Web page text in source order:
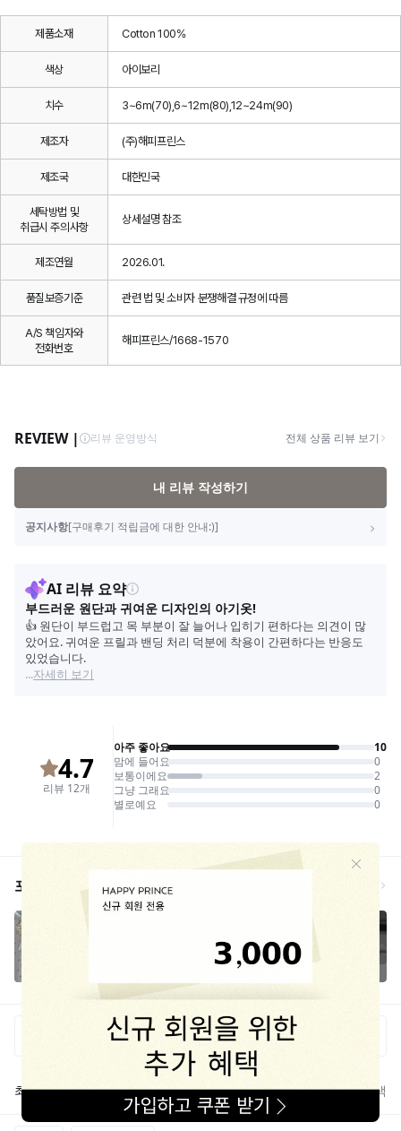
제품소재 Cotton 100%
색상 아이보리
치수 3~6m(70),6~12m(80),12~24m(90)
제조자 (주)해피프린스
제조국 대한민국
세탁방법 및
취급시 주의사항
상세설명 참조
제조연월 2026.01.
품질보증기준 관련 법 및 소비자 분쟁해결 규정에 따름
A/S 책임자와
전화번호
해피프린스/1668-1570